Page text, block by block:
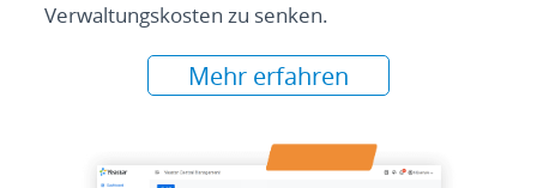
Verwaltungskosten zu senken.
Mehr erfahren